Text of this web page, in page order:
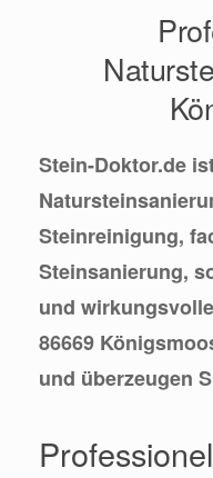
Stein-Doktor.de
Steinreinigung,
Steinsanierung,
und
86669
und überzeugen